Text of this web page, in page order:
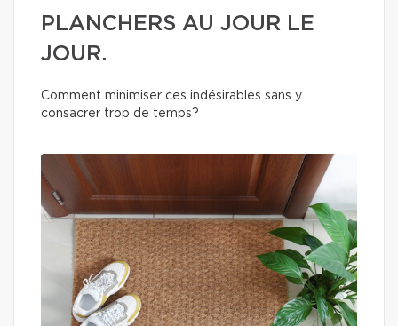
PLANCHERS AU JOUR LE
JOUR.
Comment minimiser ces indésirables sans y
consacrer trop de temps?